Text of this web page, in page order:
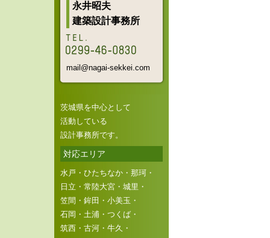
永井昭夫
建築設計事務所
mail@nagai-sekkei.com
茨城県を中心として
活動している
設計事務所です。
対応エリア
水戸・ひたちなか・那珂・
日立・常陸大宮・城里・
笠間・鉾田・小美玉・
石岡・土浦・つくば・
筑西・古河・牛久・